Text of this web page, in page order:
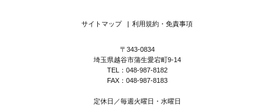
サイトマップ | 利用規約・免責事項
〒343-0834
埼玉県越谷市蒲生愛宕町9-14
TEL：048-987-8182
FAX：048-987-8183
定休日／毎週火曜日・水曜日